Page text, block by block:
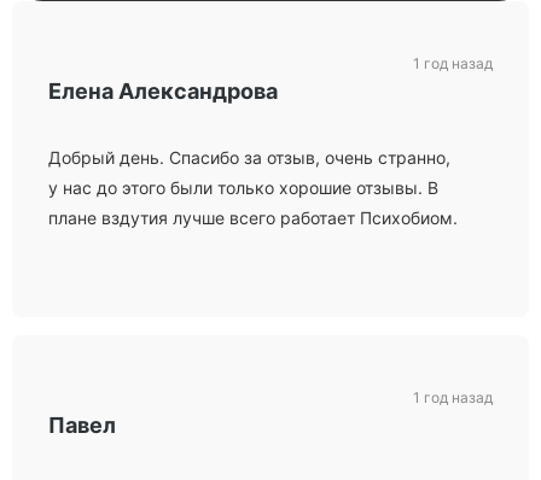
Елена Александрова
Добрый день. Спасибо за отзыв, очень странно,
у нас до этого были только хорошие отзывы. В
плане вздутия лучше всего работает Психобиом.
1 год назад
Павел
1 год назад